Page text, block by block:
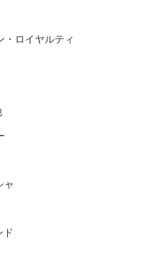
・ロイヤルティ
ャ
ド